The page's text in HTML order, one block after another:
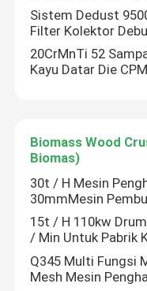
Rumah
Produk
Video
Sistem Dedust
Filter Kolektor
20CrMnTi 52
Kayu Datar Die CPM
Biomass Wood
Biomas)
30t / H Mesin
30mmMesin
15t / H 110kw
/ Min Untuk Pabrik
Q345 Multi Fungsi
Mesh Mesin